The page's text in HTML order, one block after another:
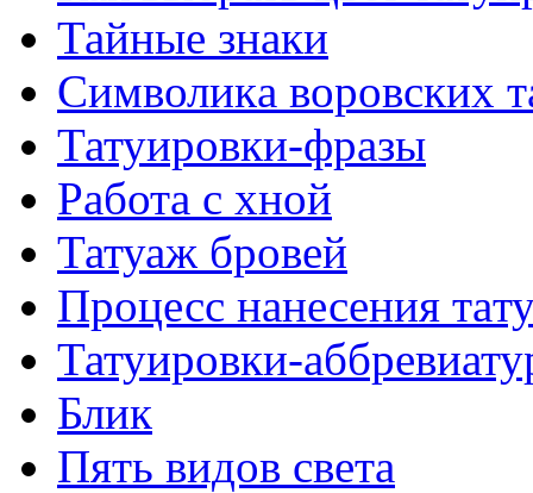
Тайные знаки
Символикa воровских
Татуировки-фразы
Работa с хнoй
Татуаж бровей
Процесс нанесения
Татуировки-
Блик
Пять видов светa